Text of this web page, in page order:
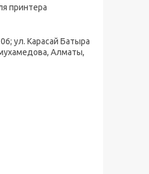
принтера
ул. Карасай Батыра
Алматы,